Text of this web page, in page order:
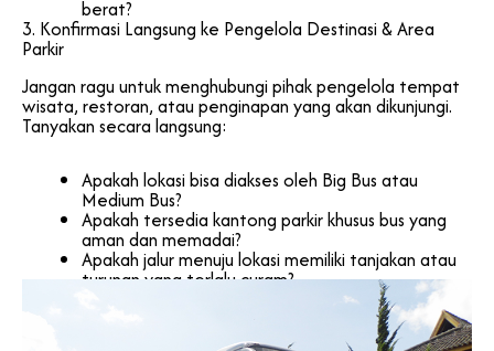
berat?
3. Konfirmasi Langsung ke Pengelola Destinasi & Area
Parkir
Jangan ragu untuk menghubungi pihak pengelola tempat
wisata, restoran, atau penginapan yang akan dikunjungi.
Tanyakan secara langsung:
Apakah lokasi bisa diakses oleh Big Bus atau
Medium Bus?
Apakah tersedia kantong parkir khusus bus yang
aman dan memadai?
Apakah jalur menuju lokasi memiliki tanjakan atau
turunan yang terlalu curam?